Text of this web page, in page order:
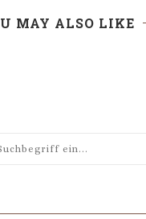
MAY ALSO LIKE